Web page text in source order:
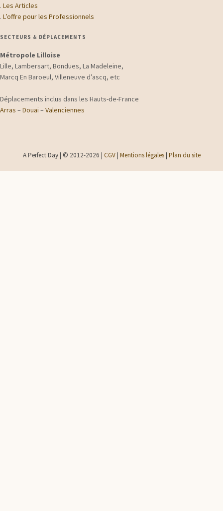
.Les Articles
.L’offre pour les Professionnels
SECTEURS & DÉPLACEMENTS
Métropole Lilloise
Lille, Lambersart, Bondues, La Madeleine,
Marcq En Baroeul, Villeneuve d’ascq, etc
Déplacements inclus dans les Hauts-de-France
Arras –Douai –Valenciennes
A Perfect Day | © 2012-2026 | CGV| Mentions légales| Plan du site